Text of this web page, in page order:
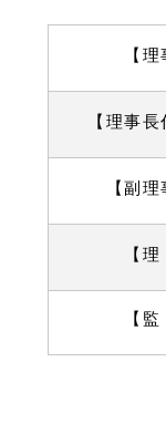
【理
【理事
【副理
【
【監